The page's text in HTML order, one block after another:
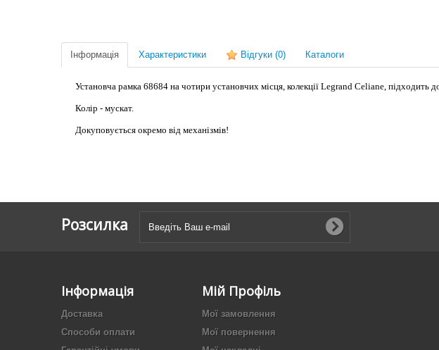
Інформація Характеристики Відгуки (0) Каталоги
Установча рамка 68684 на чотири установчих місця, колекції Legrand Celiane, підходить до
Колір - мускат.
Докуповується окремо від механізмів!
Розсилка
Інформація
Доставка
Способи оплати
Мій Профіль
Мої замовлення
Мої повернення